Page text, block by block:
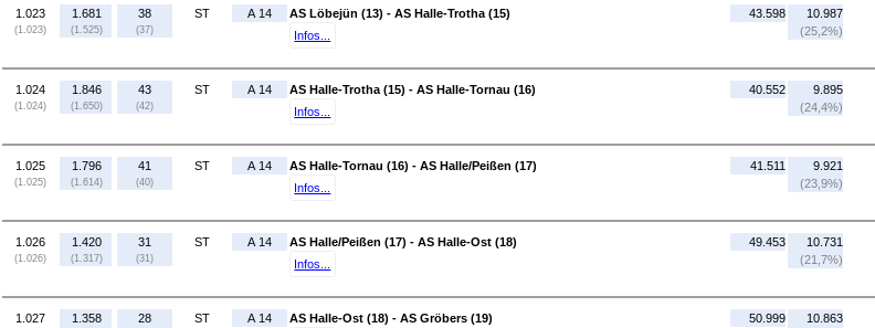
1.023
(1.023)
1.681
(1.525)
38
(37)
ST A 14
AS Löbejün (13) - AS Halle-Trotha (15)
Infos...
43.598
10.987
(25,2%)
1.024
(1.024)
1.846
(1.650)
43
(42)
ST A 14
AS Halle-Trotha (15) - AS Halle-Tornau (16)
Infos...
40.552
9.895
(24,4%)
1.025
(1.025)
1.796
(1.614)
41
(40)
ST A 14
AS Halle-Tornau (16) - AS Halle/Peißen (17)
Infos...
41.511
9.921
(23,9%)
1.026
(1.026)
1.420
(1.317)
31
(31)
ST A 14
AS Halle/Peißen (17) - AS Halle-Ost (18)
Infos...
49.453
10.731
(21,7%)
1.027 1.358 28 ST A 14
AS Halle-Ost (18) - AS Gröbers (19)
50.999
10.863